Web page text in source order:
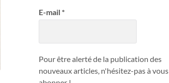
E-mail*
Pour être alerté de la publication des
nouveaux articles, n'hésitez-pas à vous